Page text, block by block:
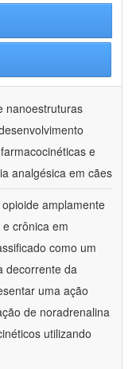
nanoestruturas
e
analgésica em cães
amplamente
crônica em
como um
decorrente da
uma ação
de noradrenalina
utilizando